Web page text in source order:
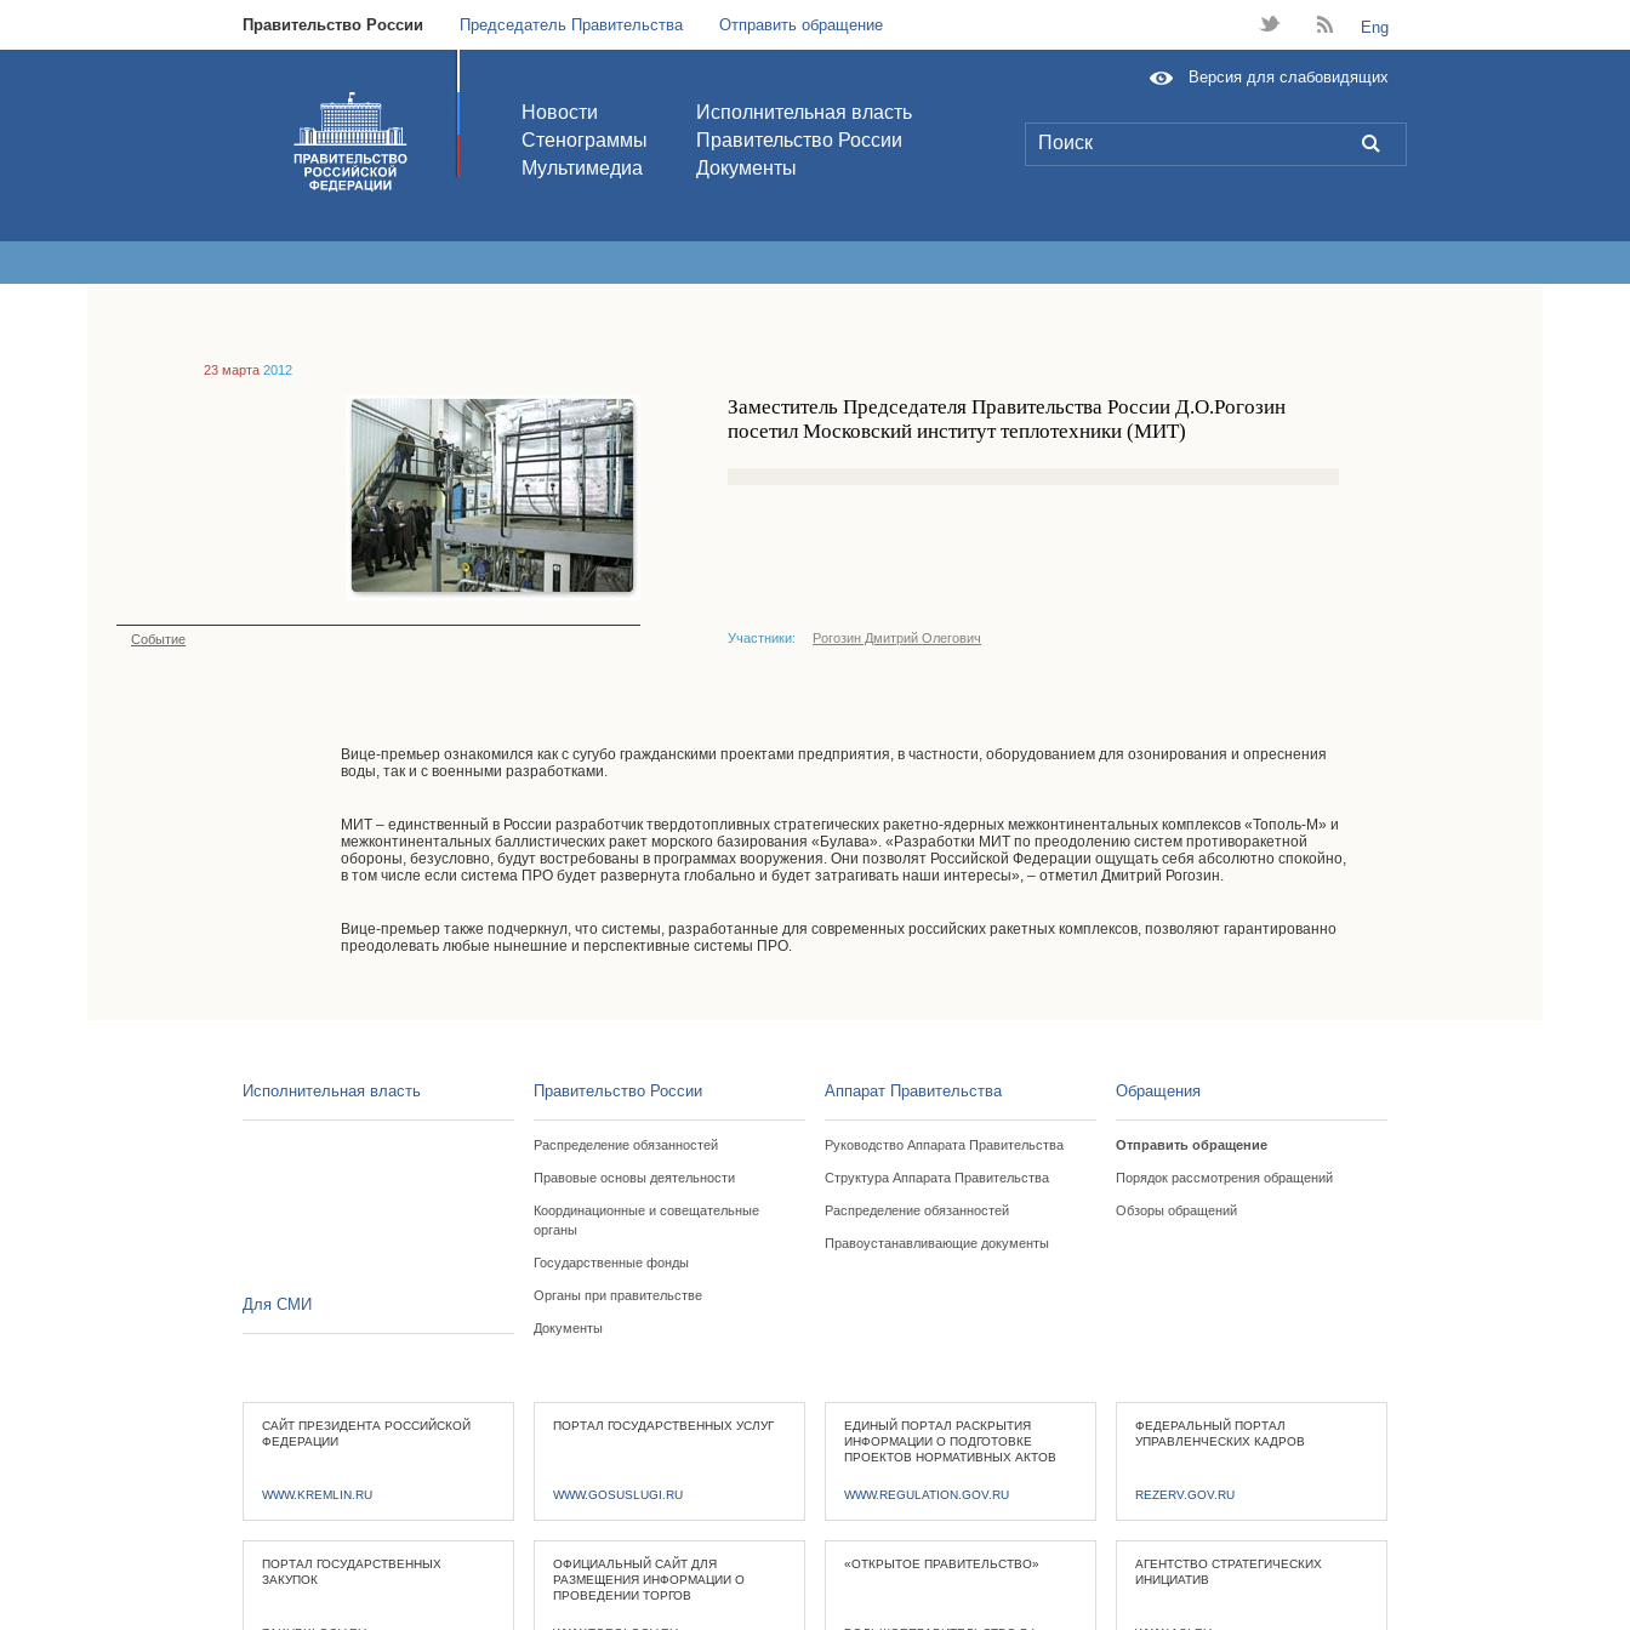
Правительство России Председатель Правительства Отправить обращение t B Eng
Новости
Стенограммы
Мультимедиа
Исполнительная власть
Правительство России
Документы
L
Версия для слабовидящих
23 марта 2012
Заместитель Председателя Правительства России Д.О.Рогозин
посетил Московский институт теплотехники (МИТ)
Событие Участники: Рогозин Дмитрий Олегович
Вице-премьер ознакомился как с сугубо гражданскими проектами предприятия, в частности, оборудованием для озонирования и опреснения
воды, так и с военными разработками.
МИТ – единственный в России разработчик твердотопливных стратегических ракетно-ядерных межконтинентальных комплексов «Тополь-М» и
межконтинентальных баллистических ракет морского базирования «Булава». «Разработки МИТ по преодолению систем противоракетной
обороны, безусловно, будут востребованы в программах вооружения. Они позволят Российской Федерации ощущать себя абсолютно спокойно,
в том числе если система ПРО будет развернута глобально и будет затрагивать наши интересы», – отметил Дмитрий Рогозин.
Вице-премьер также подчеркнул, что системы, разработанные для современных российских ракетных комплексов, позволяют гарантированно
преодолевать любые нынешние и перспективные системы ПРО.
Исполнительная власть Правительство России
Распределение обязанностей
Правовые основы деятельности
Координационные и совещательные
органы
Государственные фонды
Органы при правительстве
Документы
Аппарат Правительства
Руководство Аппарата Правительства
Структура Аппарата Правительства
Распределение обязанностей
Правоустанавливающие документы
Обращения
Отправить обращение
Порядок рассмотрения обращений
Обзоры обращений
Для СМИ
САЙТ ПРЕЗИДЕНТА РОССИЙСКОЙ
ФЕДЕРАЦИИ
WWW.KREMLIN.RU
ПОРТАЛ ГОСУДАРСТВЕННЫХ УСЛУГ
WWW.GOSUSLUGI.RU
ЕДИНЫЙ ПОРТАЛ РАСКРЫТИЯ
ИНФОРМАЦИИ О ПОДГОТОВКЕ
ПРОЕКТОВ НОРМАТИВНЫХ АКТОВ
WWW.REGULATION.GOV.RU
ФЕДЕРАЛЬНЫЙ ПОРТАЛ
УПРАВЛЕНЧЕСКИХ КАДРОВ
REZERV.GOV.RU
ПОРТАЛ ГОСУДАРСТВЕННЫХ
ЗАКУПОК
ОФИЦИАЛЬНЫЙ САЙТ ДЛЯ
РАЗМЕЩЕНИЯ ИНФОРМАЦИИ О
ПРОВЕДЕНИИ ТОРГОВ
«ОТКРЫТОЕ ПРАВИТЕЛЬСТВО»
АГЕНТСТВО СТРАТЕГИЧЕСКИХ
ИНИЦИАТИВ